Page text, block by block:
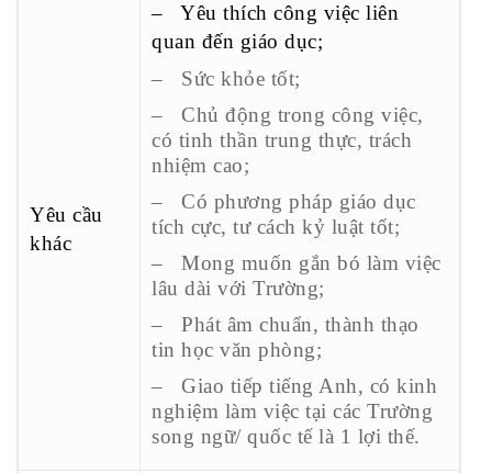
Yêu cầu
khác
– Yêu thích công việc liên
quan đến giáo dục;
– Sức khỏe tốt;
– Chủ động trong công việc,
có tinh thần trung thực, trách
nhiệm cao;
– Có phương pháp giáo dục
tích cực, tư cách kỷ luật tốt;
– Mong muốn gắn bó làm việc
lâu dài với Trường;
– Phát âm chuẩn, thành thạo
tin học văn phòng;
– Giao tiếp tiếng Anh, có kinh
nghiệm làm việc tại các Trường
song ngữ/ quốc tế là 1 lợi thế.